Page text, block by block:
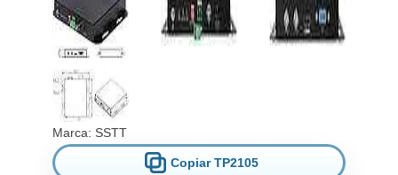
Marca: SSTT
Copiar TP2105